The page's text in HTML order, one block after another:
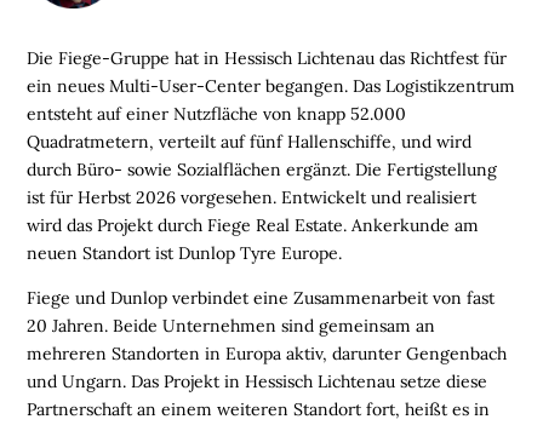
Die Fiege-Gruppe hat in Hessisch Lichtenau das Richtfest für
ein neues Multi-User-Center begangen. Das Logistikzentrum
entsteht auf einer Nutzfläche von knapp 52.000
Quadratmetern, verteilt auf fünf Hallenschiffe, und wird
durch Büro- sowie Sozialflächen ergänzt. Die Fertigstellung
ist für Herbst 2026 vorgesehen. Entwickelt und realisiert
wird das Projekt durch Fiege Real Estate. Ankerkunde am
neuen Standort ist Dunlop Tyre Europe.
Fiege und Dunlop verbindet eine Zusammenarbeit von fast
20 Jahren. Beide Unternehmen sind gemeinsam an
mehreren Standorten in Europa aktiv, darunter Gengenbach
und Ungarn. Das Projekt in Hessisch Lichtenau setze diese
Partnerschaft an einem weiteren Standort fort, heißt es in